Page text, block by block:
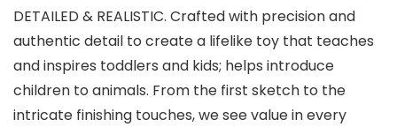
DETAILED & REALISTIC. Crafted with precision and
authentic detail to create a lifelike toy that teaches
and inspires toddlers and kids; helps introduce
children to animals. From the first sketch to the
intricate finishing touches, we see value in every